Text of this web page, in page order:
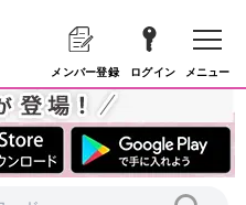
メンバー登録 ログイン メニュー